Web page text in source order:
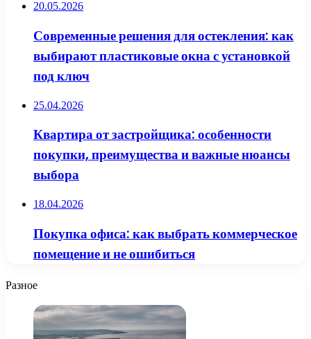
20.05.2026
Современные решения для остекления: как
выбирают пластиковые окна с установкой
под ключ
25.04.2026
Квартира от застройщика: особенности
покупки, преимущества и важные нюансы
выбора
18.04.2026
Покупка офиса: как выбрать коммерческое
помещение и не ошибиться
Разное